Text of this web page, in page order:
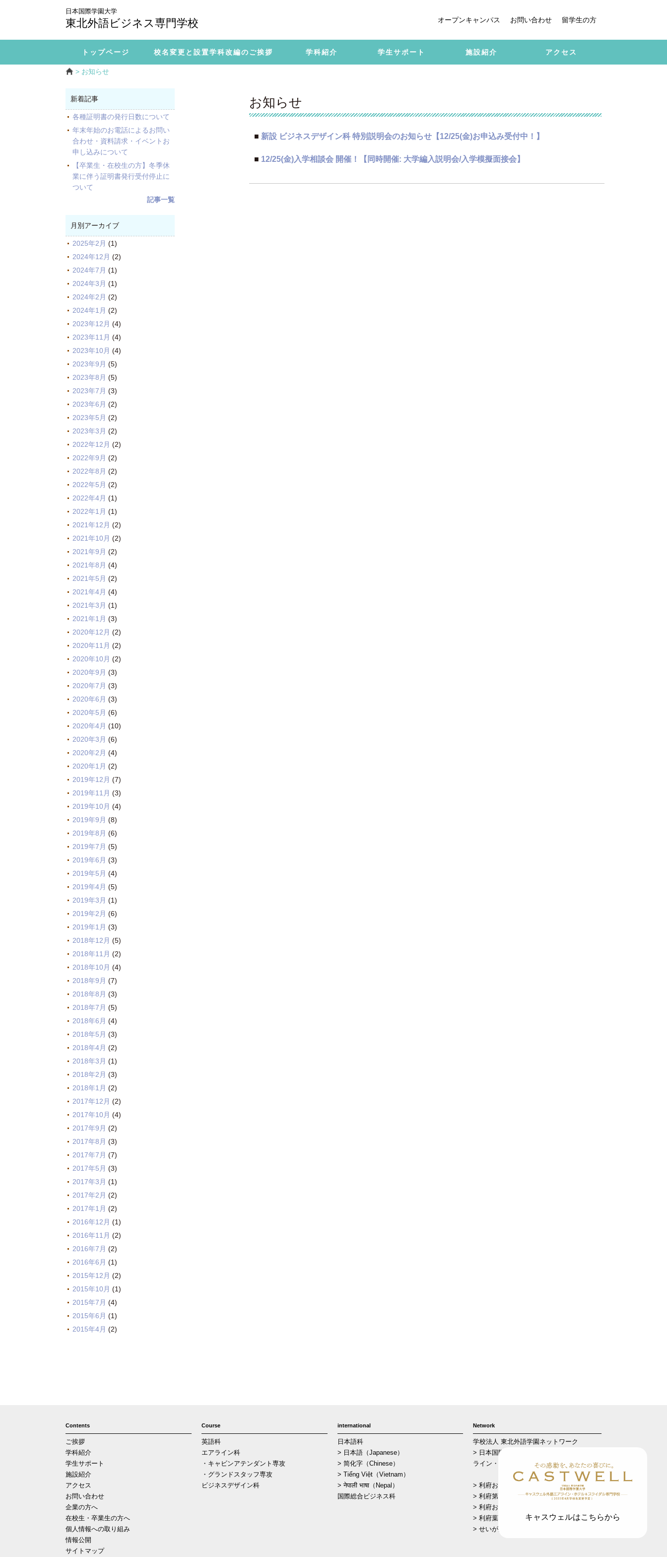
日本国際学園大学
東北外語ビジネス専門学校 オープンキャンパス お問い合わせ 留学生の方
トップページ 校名変更と設置学科改編のご挨拶 学科紹介 学生サポート 施設紹介 アクセス
> お知らせ
新着記事
各種証明書の発行日数について
年末年始のお電話によるお問い
合わせ・資料請求・イベントお
申し込みについて
【卒業生・在校生の方】冬季休
業に伴う証明書発行受付停止に
ついて
記事一覧
月別アーカイブ
2025年2月 (1)
2024年12月 (2)
2024年7月 (1)
2024年3月 (1)
2024年2月 (2)
2024年1月 (2)
2023年12月 (4)
2023年11月 (4)
2023年10月 (4)
2023年9月 (5)
2023年8月 (5)
2023年7月 (3)
2023年6月 (2)
2023年5月 (2)
2023年3月 (2)
2022年12月 (2)
2022年9月 (2)
2022年8月 (2)
2022年5月 (2)
2022年4月 (1)
2022年1月 (1)
2021年12月 (2)
2021年10月 (2)
2021年9月 (2)
2021年8月 (4)
2021年5月 (2)
2021年4月 (4)
2021年3月 (1)
2021年1月 (3)
2020年12月 (2)
2020年11月 (2)
2020年10月 (2)
2020年9月 (3)
2020年7月 (3)
2020年6月 (3)
2020年5月 (6)
2020年4月 (10)
2020年3月 (6)
2020年2月 (4)
2020年1月 (2)
2019年12月 (7)
2019年11月 (3)
2019年10月 (4)
2019年9月 (8)
2019年8月 (6)
2019年7月 (5)
2019年6月 (3)
2019年5月 (4)
2019年4月 (5)
2019年3月 (1)
2019年2月 (6)
2019年1月 (3)
2018年12月 (5)
2018年11月 (2)
2018年10月 (4)
2018年9月 (7)
2018年8月 (3)
2018年7月 (5)
2018年6月 (4)
2018年5月 (3)
2018年4月 (2)
2018年3月 (1)
2018年2月 (3)
2018年1月 (2)
2017年12月 (2)
2017年10月 (4)
2017年9月 (2)
2017年8月 (3)
2017年7月 (7)
2017年5月 (3)
2017年3月 (1)
2017年2月 (2)
2017年1月 (2)
2016年12月 (1)
2016年11月 (2)
2016年7月 (2)
2016年6月 (1)
2015年12月 (2)
2015年10月 (1)
2015年7月 (4)
2015年6月 (1)
2015年4月 (2)
お知らせ
■ 新設 ビジネスデザイン科 特別説明会のお知らせ【12/25(金)お申込み受付中！】
■ 12/25(金)入学相談会 開催！【同時開催: 大学編入説明会/入学模擬面接会】
Contents
ご挨拶
学科紹介
学生サポート
施設紹介
アクセス
お問い合わせ
企業の方へ
在校生・卒業生の方へ
個人情報への取り組み
情報公開
サイトマップ
Course
英語科
エアライン科
・キャビンアテンダント専攻
・グランドスタッフ専攻
ビジネスデザイン科
international
日本語科
> 日本語（Japanese）
> 简化字（Chinese）
> Tiếng Việt（Vietnam）
> नेपाली भाषा（Nepal）
国際総合ビジネス科
Network
学校法人 東北外語学園ネットワーク
> 日本国際学園大学 キャスウェル外語エア
ライン・ホテル＆ブライダル専門学校
> 利府おおぞら幼稚園
> 利府第二おおぞら幼稚園
> 利府おおぞら保育園
> 利府葉山保育園
> せいがん幼稚園
キャスウェルはこちらから